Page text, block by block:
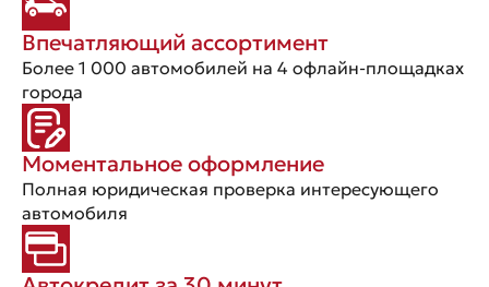
Впечатляющий ассортимент
Более 1 000 автомобилей на 4 офлайн-площадках
города
Моментальное оформление
Полная юридическая проверка интересующего
автомобиля